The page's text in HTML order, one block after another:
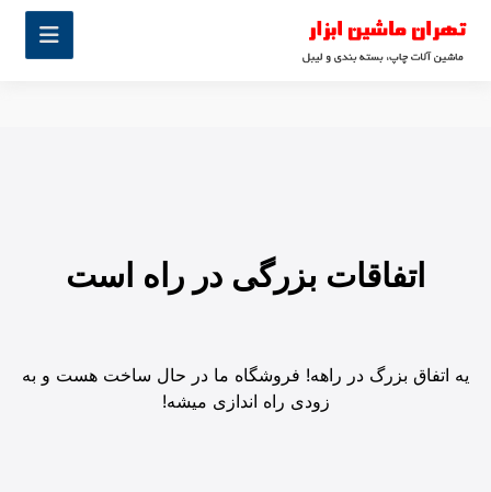
اتفاقات بزرگی در راه است
یه اتفاق بزرگ در راهه! فروشگاه ما در حال ساخت هست و به
زودی راه اندازی میشه!